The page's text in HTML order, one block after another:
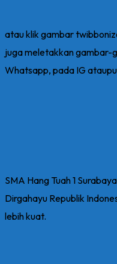
atau klik gambar
juga meletakkan gambar-
Whatsapp, pada IG
SMA Hang Tuah 1
Dirgahayu Republik
lebih kuat.